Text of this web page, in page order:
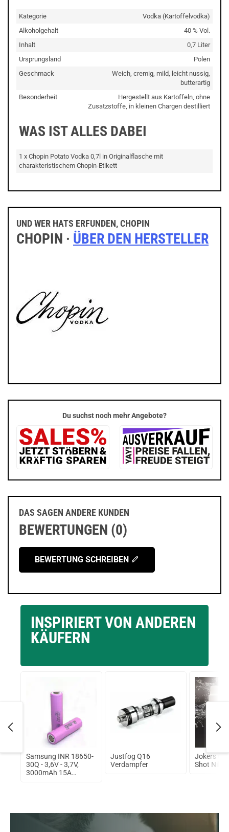
Kategorie
Vodka (Kartoffelvodka)
Alkoholgehalt
40 % Vol.
Inhalt
0,7 Liter
Ursprungsland
Polen
Geschmack
Weich, cremig, mild, leicht nussig,
butterartig
Besonderheit
Hergestellt aus Kartoffeln, ohne
Zusatzstoffe, in kleinen Chargen destilliert
WAS IST ALLES DABEI
1 x Chopin Potato Vodka 0,7l in Originalflasche mit
charakteristischem Chopin-Etikett
UND WER HATS ERFUNDEN, CHOPIN
CHOPIN · ÜBER DEN HERSTELLER
Du suchst noch mehr Angebote?
DAS SAGEN ANDERE KUNDEN
BEWERTUNGEN (0)
BEWERTUNG SCHREIBEN
INSPIRIERT VON ANDEREN
KÄUFERN
Samsung INR 18650-
30Q - 3,6V - 3,7V,
3000mAh 15A
Justfog Q16
Verdampfer
Jokers
Shot